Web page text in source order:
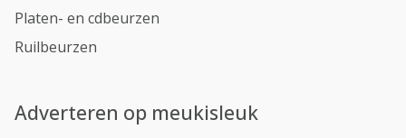
Platen- en cdbeurzen
Ruilbeurzen
Adverteren op meukisleuk